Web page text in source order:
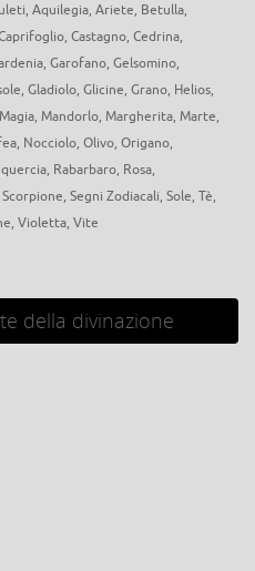
, Aquilegia, Ariete, Betulla,
, Castagno, Cedrina,
, Garofano, Gelsomino,
, Gladiolo, Glicine, Grano, Helios,
Magia, Mandorlo, Margherita, Marte,
, Nocciolo, Olivo, Origano,
quercia, Rabarbaro, Rosa,
Scorpione, Segni Zodiacali, Sole, Tè,
, Violetta, Vite
della divinazione